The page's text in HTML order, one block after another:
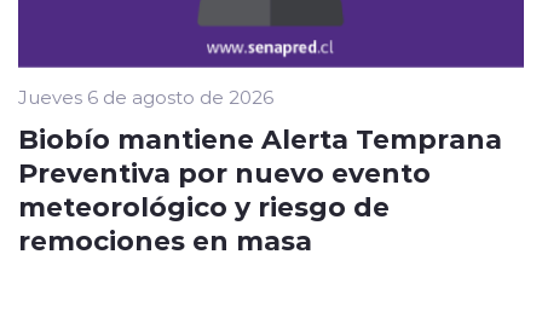
Jueves 6 de agosto de 2026
Biobío mantiene Alerta Temprana
Preventiva por nuevo evento
meteorológico y riesgo de
remociones en masa